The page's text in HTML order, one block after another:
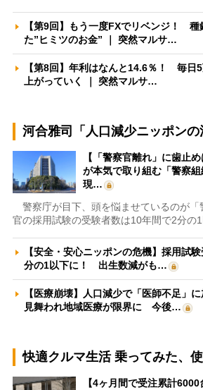
【第9回】もう一度FXでリベンジ！ 種
た”ヒミツのお金” ｜ 突然マルサ…
【第8回】年利はなんと14.6％！ 毎日
上がっていく ｜ 突然マルサ…
河合雅司「人口減少ニッポンの
【「警察官離れ」に歯止
が本気で取り組む「警察
現…
警察庁が目下、頭を悩ませているのが「
官の採用試験の受験者数は10年間で2分の1
【安全・安心ニッポンの危機】採用試
分の1以下に！ 出生数減がも…
【医療崩壊】人口減少で「医師不足」
見舞われ地域医療が限界に 今後…
快適クルマ生活 乗ってみた、
【4ヶ月間で受注累計